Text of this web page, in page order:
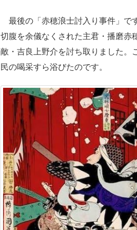
最後の「赤穂浪士討入り事件」で
切腹を余儀なくされた主君・播磨赤
敵・吉良上野介を討ち取りました。
民の喝采すら浴びたのです。